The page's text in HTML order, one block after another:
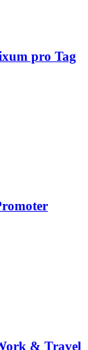
pro Tag
& Travel